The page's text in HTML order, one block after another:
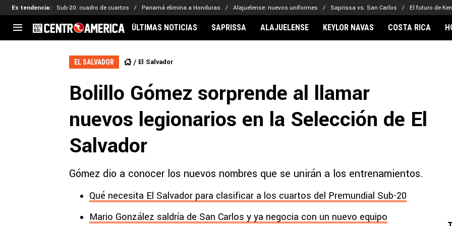
Es tendencia: Sub-20: cuadro de cuartos Panamá elimina a Honduras Alajuelense: nuevos uniformes Saprissa vs. San Carlos El futuro de
CENTROAMÉRICA
CONCACAF
Liga de Naciones
Copa de Campeones
Copa Centroamericana
MLS
Kervin Arriaga
Adalberto Carrasquilla
Nathaniel Méndez-Laing
Alajuelense
Comunicaciones
Real Estelí
Real Madrid
ÚLTIMAS NOTICIAS SAPRISSA ALAJUELENSE KEYLOR NAVAS COSTA RICA
EL SALVADOR El Salvador
Bolillo Gómez sorprende al llamar
nuevos legionarios en la Selección de El
Salvador
Gómez dio a conocer los nuevos nombres que se unirán a los entrenamientos.
Qué necesita El Salvador para clasificar a los cuartos del Premundial Sub-20
Mario González saldría de San Carlos y ya negocia con un nuevo equipo